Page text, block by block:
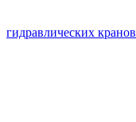
гидравлических кранов